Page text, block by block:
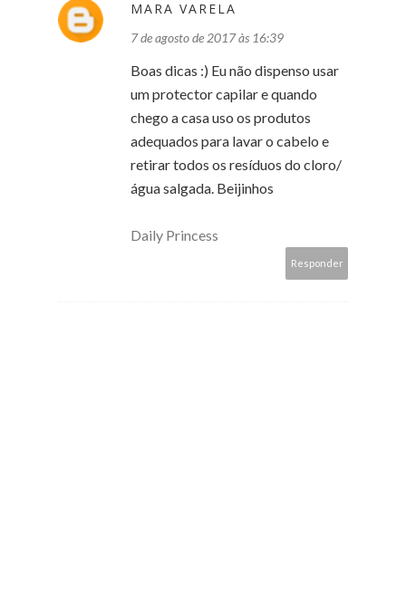
MARA VARELA
7 de agosto de 2017 às 16:39
Boas dicas :) Eu não dispenso usar
um protector capilar e quando
chego a casa uso os produtos
adequados para lavar o cabelo e
retirar todos os resíduos do cloro/
água salgada. Beijinhos
Daily Princess
Responder